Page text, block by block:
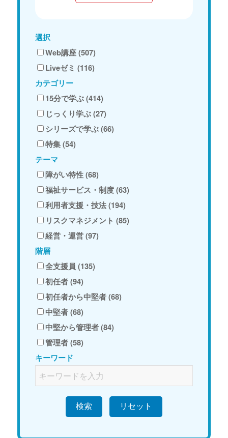
選択
Web講座 (507)
Liveゼミ (116)
カテゴリー
15分で学ぶ (414)
じっくり学ぶ (27)
シリーズで学ぶ (66)
特集 (54)
テーマ
障がい特性 (68)
福祉サービス・制度 (63)
利用者支援・技法 (194)
リスクマネジメント (85)
経営・運営 (97)
階層
全支援員 (135)
初任者 (94)
初任者から中堅者 (68)
中堅者 (68)
中堅から管理者 (84)
管理者 (58)
キーワード
検索